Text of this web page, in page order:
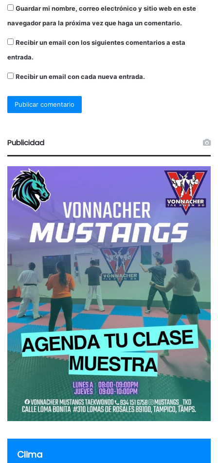
Guardar mi nombre, correo electrónico y sitio web en este
navegador para la próxima vez que haga un comentario.
Recibir un email con los siguientes comentarios a esta
entrada.
Recibir un email con cada nueva entrada.
Publicidad
Clima